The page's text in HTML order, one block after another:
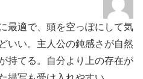
最適で、頭を空っぽにして気
いい。主人公の鈍感さが自然
持てる。自分より上の存在が